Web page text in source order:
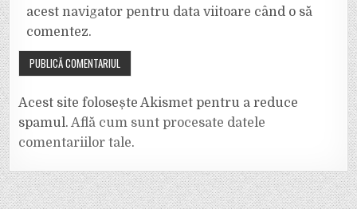
acest navigator pentru data viitoare când o să
comentez.
Acest site folosește Akismet pentru a reduce
spamul.Află cum sunt procesate datele
comentariilor tale.